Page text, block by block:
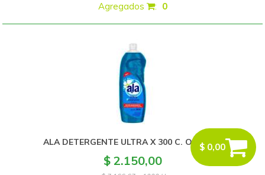
Agregados : 0
ALA DETERGENTE ULTRA X 300 C. OCEANO
$ 2.150,00
$ 0,00